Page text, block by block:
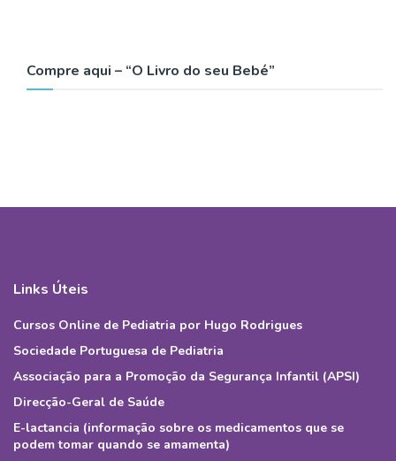
Compre aqui – “O Livro do seu Bebé”
Links Úteis
Cursos Online de Pediatria por Hugo Rodrigues
Sociedade Portuguesa de Pediatria
Associação para a Promoção da Segurança Infantil (APSI)
Direcção-Geral de Saúde
E-lactancia (informação sobre os medicamentos que se
podem tomar quando se amamenta)